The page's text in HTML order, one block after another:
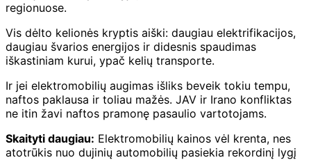
regionuose.
Vis dėlto kelionės kryptis aiški: daugiau elektrifikacijos,
daugiau švarios energijos ir didesnis spaudimas
iškastiniam kurui, ypač kelių transporte.
Ir jei elektromobilių augimas išliks beveik tokiu tempu,
naftos paklausa ir toliau mažės. JAV ir Irano konfliktas
ne itin žavi naftos pramonę pasaulio vartotojams.
Skaityti daugiau: Elektromobilių kainos vėl krenta, nes
atotrūkis nuo dujinių automobilių pasiekia rekordinį lygį